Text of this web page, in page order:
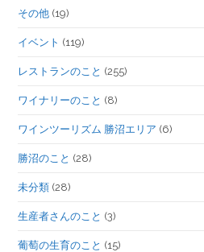
その他 (19)
イベント (119)
レストランのこと (255)
ワイナリーのこと (8)
ワインツーリズム 勝沼エリア (6)
勝沼のこと (28)
未分類 (28)
生産者さんのこと (3)
葡萄の生育のこと (15)